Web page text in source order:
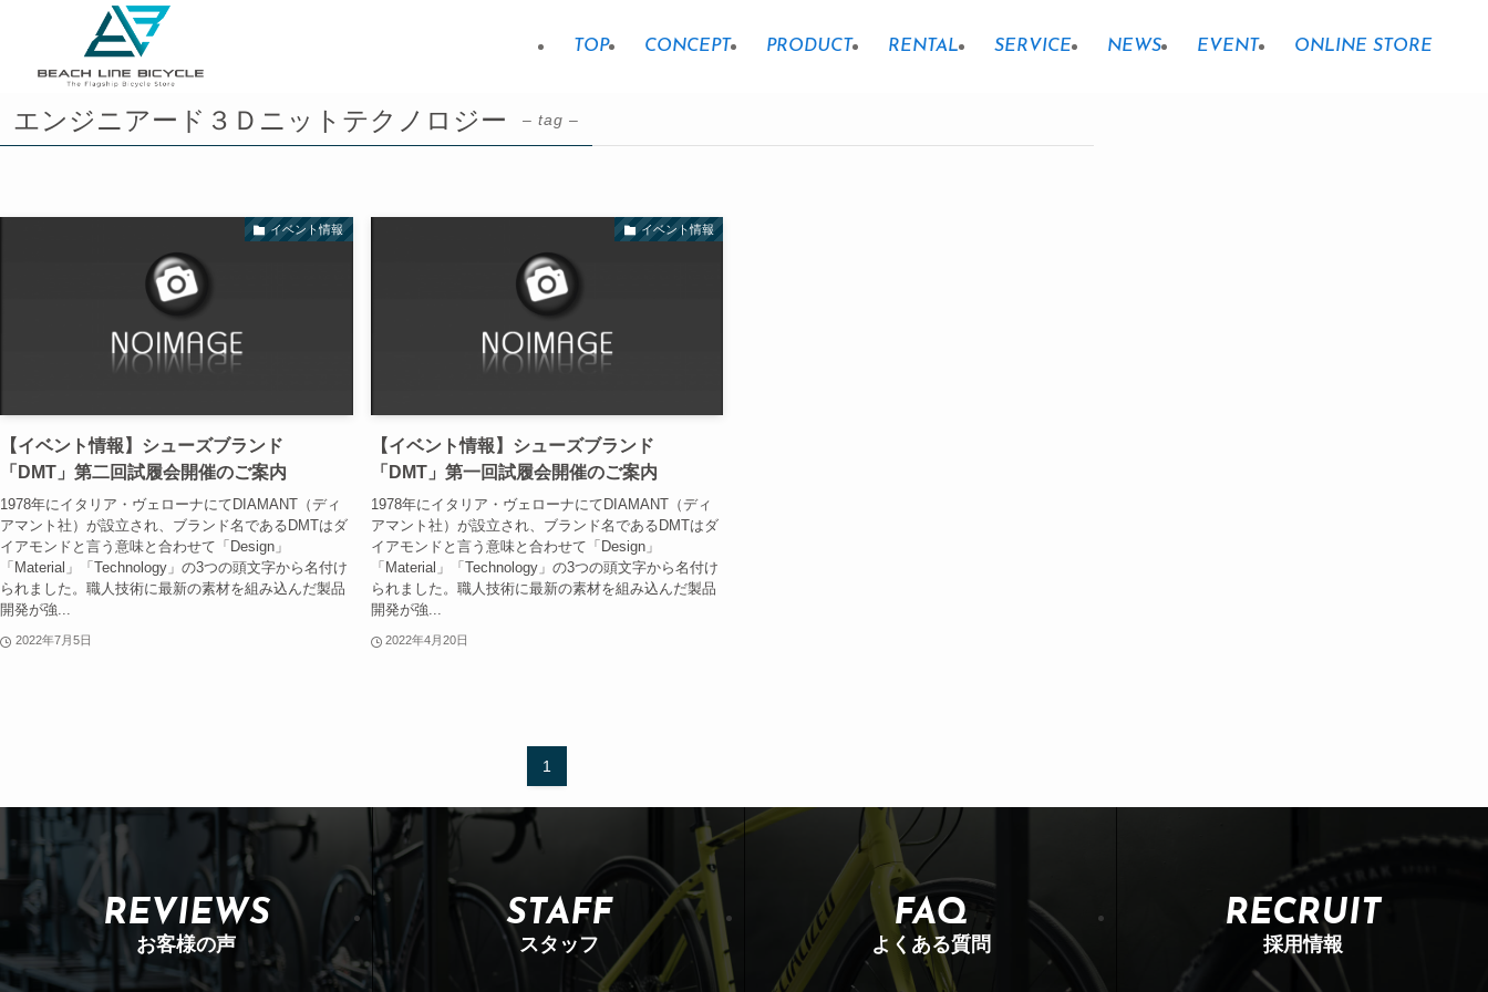
TOP CONCEPT PRODUCT RENTAL SERVICE NEWS EVENT ONLINE STORE
エンジニアード３Ｄニットテクノロジー – tag –
イベント情報
【イベント情報】シューズブランド
「DMT」第二回試履会開催のご案内
1978年にイタリア・ヴェローナにてDIAMANT（ディ
アマント社）が設立され、ブランド名であるDMTはダ
イアモンドと言う意味と合わせて「Design」
「Material」「Technology」の3つの頭文字から名付け
られました。職人技術に最新の素材を組み込んだ製品
開発が強...
2022年7月5日
イベント情報
【イベント情報】シューズブランド
「DMT」第一回試履会開催のご案内
1978年にイタリア・ヴェローナにてDIAMANT（ディ
アマント社）が設立され、ブランド名であるDMTはダ
イアモンドと言う意味と合わせて「Design」
「Material」「Technology」の3つの頭文字から名付け
られました。職人技術に最新の素材を組み込んだ製品
開発が強...
2022年4月20日
1
REVIEWS
お客様の声
STAFF
スタッフ
FAQ
よくある質問
RECRUIT
採用情報